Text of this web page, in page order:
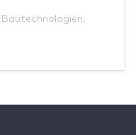
Bautechnologien,